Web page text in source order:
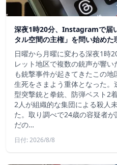
深夜1時20分、Instagramで
タル空間の主権」を問い始めた
日曜から月曜に変わる深夜1時
レット地区で複数の銃声が響
も銃撃事件が起きてきたこの地
生死をさまよう重体となった
型突撃銃と拳銃、防弾ベスト2
2人が組織的な集団による殺人
た。取り調べで24歳の容疑者
だの…
日付: 2026/8/8